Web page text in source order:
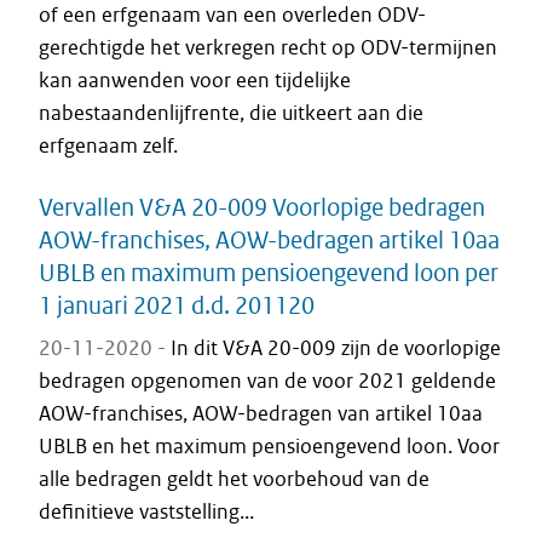
of een erfgenaam van een overleden ODV-
gerechtigde het verkregen recht op ODV-termijnen
kan aanwenden voor een tijdelijke
nabestaandenlijfrente, die uitkeert aan die
erfgenaam zelf.
Vervallen V&A 20-009 Voorlopige bedragen
AOW-franchises, AOW-bedragen artikel 10aa
UBLB en maximum pensioengevend loon per
1 januari 2021 d.d. 201120
20-11-2020 - In dit V&A 20-009 zijn de voorlopige
bedragen opgenomen van de voor 2021 geldende
AOW-franchises, AOW-bedragen van artikel 10aa
UBLB en het maximum pensioengevend loon. Voor
alle bedragen geldt het voorbehoud van de
definitieve vaststelling...